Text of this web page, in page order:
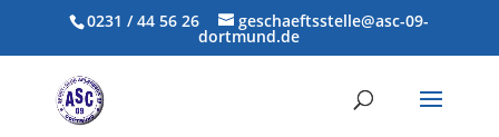
0231 / 44 56 26 geschaeftsstelle@asc-09-
dortmund.de